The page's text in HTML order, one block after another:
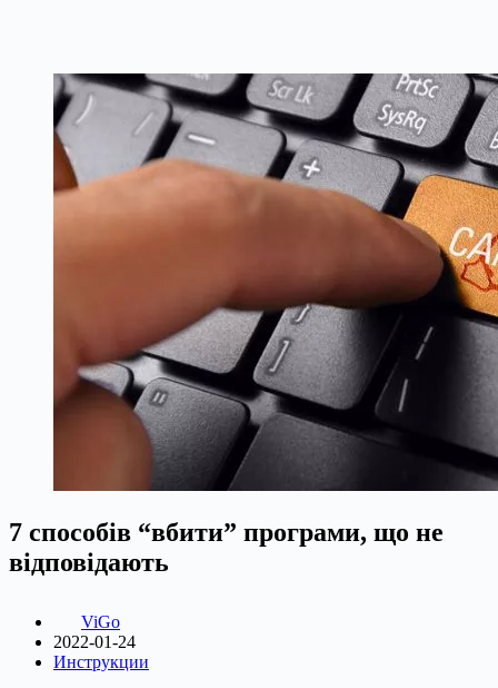
7 способів “вбити” програми, що не
відповідають
ViGo
2022-01-24
Инструкции